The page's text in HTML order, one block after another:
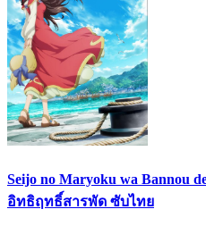
Seijo no Maryoku wa Bannou
อิทธิฤทธิ์สารพัด ซับไทย